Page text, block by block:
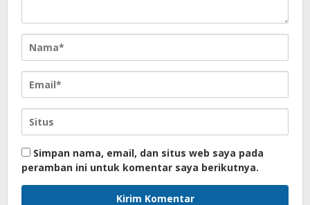
Simpan nama, email, dan situs web saya pada
peramban ini untuk komentar saya berikutnya.